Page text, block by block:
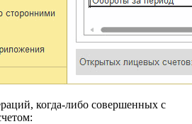
когда-либо совершенных с